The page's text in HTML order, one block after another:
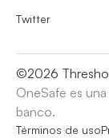
Twitter
©2026
OneSafe es
banco.
Términos de uso